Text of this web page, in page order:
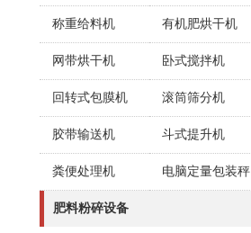
称重给料机 有机肥烘干机
网带烘干机 卧式搅拌机
回转式包膜机 滚筒筛分机
胶带输送机 斗式提升机
粪便处理机 电脑定量包装秤
肥料粉碎设备